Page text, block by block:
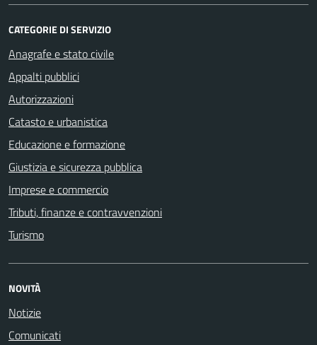
CATEGORIE DI SERVIZIO
Anagrafe e stato civile
Appalti pubblici
Autorizzazioni
Catasto e urbanistica
Educazione e formazione
Giustizia e sicurezza pubblica
Imprese e commercio
Tributi, finanze e contravvenzioni
Turismo
NOVITÀ
Notizie
Comunicati